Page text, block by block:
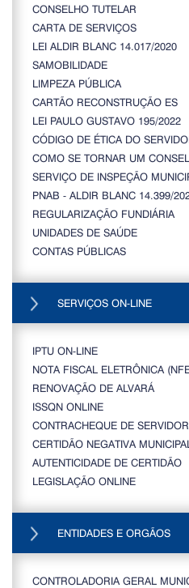
CONSELHO TUTELAR
CARTA DE SERVIÇOS
LEI ALDIR BLANC 14.017/2020
SAMOBILIDADE
LIMPEZA PÚBLICA
CARTÃO RECONSTRUÇÃO ES
LEI PAULO GUSTAVO 195/2022
CÓDIGO DE ÉTICA DO
COMO SE TORNAR UM
SERVIÇO DE INSPEÇÃO
PNAB - ALDIR BLANC 14.399/
REGULARIZAÇÃO FUNDIÁRIA
UNIDADES DE SAÚDE
CONTAS PÚBLICAS
SERVIÇOS ON-LINE
IPTU ON-LINE
NOTA FISCAL ELETRÔNICA
RENOVAÇÃO DE ALVARÁ
ISSQN ONLINE
CONTRACHEQUE DE
CERTIDÃO NEGATIVA
AUTENTICIDADE DE CERTIDÃO
LEGISLAÇÃO ONLINE
ENTIDADES E ORGÃOS
CONTROLADORIA GERAL